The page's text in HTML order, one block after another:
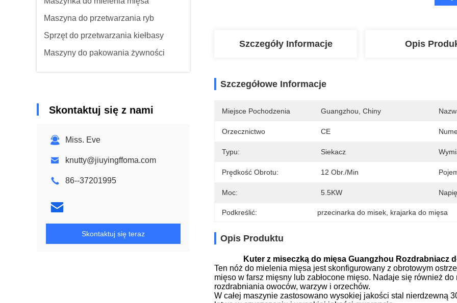
Maszyna do przetwarzania ryb
Sprzęt do przetwarzania kiełbasy
Maszyny do pakowania żywności
Skontaktuj się z nami
Miss. Eve
knutty@jiuyingffoma.com
86--37201995
Skontaktuj się teraz
Szczegóły Informacje Opis
Szczegółowe Informacje
Miejsce Pochodzenia Guangzhou, Chiny
Orzecznictwo CE
Typu: Siekacz
Prędkość Obrotu: 12 Obr./min
Moc: 5.5KW
Podkreślić: przecinarka do misek krajarka do mięsa
Opis Produktu
Kuter z miseczką do mięsa Guangzhou Rozdrabniacz
Ten nóż do mielenia mięsa jest skonfigurowany z obrotowym
mięso w farsz mięsny lub zabłocone mięso. Nadaje się również do
rozdrabniania owoców, warzyw i orzechów.
W całej maszynie zastosowano wysokiej jakości stal nierdzewną